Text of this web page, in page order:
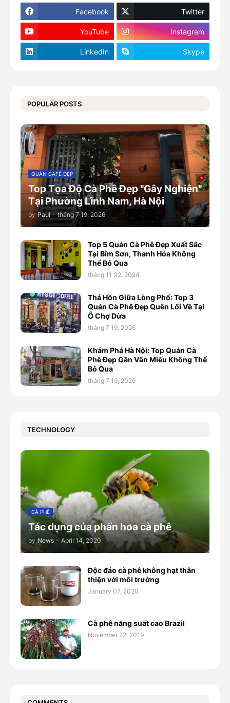
Facebook Twitter
YouTube Instagram
LinkedIn Skype
POPULAR POSTS
QUÁN CAFÉ ĐẸP
Top Tọa Độ Cà Phê Đẹp "Gây Nghiện"
Tại Phường Lĩnh Nam, Hà Nội
by Paul - tháng 7 19, 2026
Top 5 Quán Cà Phê Đẹp Xuất Sắc
Tại Bỉm Sơn, Thanh Hóa Không
Thể Bỏ Qua
tháng 11 02, 2024
Thả Hồn Giữa Lòng Phố: Top 3
Quán Cà Phê Đẹp Quên Lối Về Tại
Ô Chợ Dừa
tháng 7 19, 2026
Khám Phá Hà Nội: Top Quán Cà
Phê Đẹp Gần Văn Miếu Không Thể
Bỏ Qua
tháng 7 19, 2026
TECHNOLOGY
CÀ PHÊ
Tác dụng của phấn hoa cà phê
by News - April 14, 2020
Độc đáo cà phê không hạt thân
thiện với môi trường
January 07, 2020
Cà phê năng suất cao Brazil
November 22, 2019